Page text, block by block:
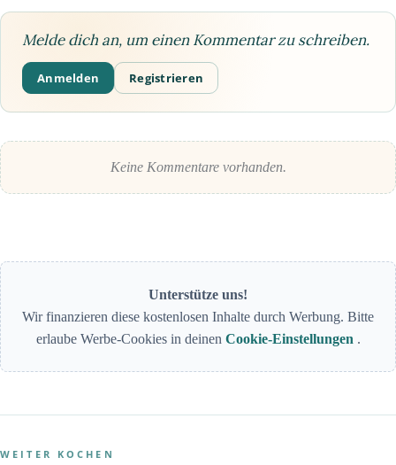
Melde dich an, um einen Kommentar zu schreiben.
Anmelden Registrieren
Keine Kommentare vorhanden.
Unterstütze uns!
Wir finanzieren diese kostenlosen Inhalte durch Werbung. Bitte
erlaube Werbe-Cookies in deinen Cookie-Einstellungen .
WEITER KOCHEN